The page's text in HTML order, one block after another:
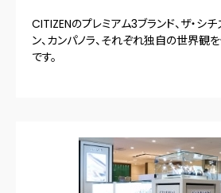
CITIZENのプレミアム3ブランド、ザ・シチ
ン、カンパノラ、それぞれ独自の世界観
です。